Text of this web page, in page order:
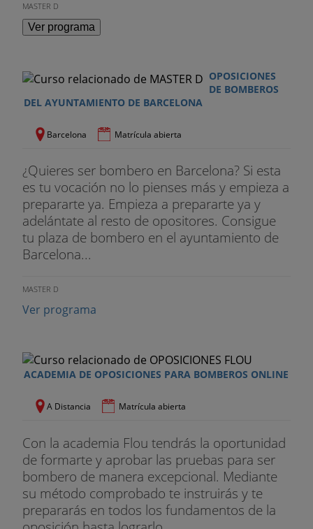
Finalidad: Resistencia muscular.
El ejecutante se colocará en la pista en el lugar
señalado, detrás de la línea de salida, sin
voz de "listos", inclinará el tronco hacia adelante,
inspirando profundamente y reteniendo la
respiración y a la voz de "ya" o disparo o pitido,
saldrá a recorrer la distancia marcada por calle
libre.
Finalidad: Soltura acuática, natación elemental.
piscina o bien dentro de ella, con una mano
agarrada al poyete de salida a la voz de "ya" o de
un pitido de silbato, recorrerá la distancia de 50
metros sin apoyarse en el suelo, ni agarrarse en
parte alguna
Invalidaciones: Cuando el ejecutante apoye los
pies en el fondo de la piscina: cuando se agarre a
la pared o corchera para descender a tomar
aliento.
MASTER D
Ver programa
OPOSICIONES
DE BOMBEROS
DEL AYUNTAMIENTO DE BARCELONA
Barcelona Matrícula abierta
¿Quieres ser bombero en Barcelona? Si esta
es tu vocación no lo pienses más y empieza a
prepararte ya. Empieza a prepararte ya y
adelántate al resto de opositores. Consigue
tu plaza de bombero en el ayuntamiento de
Barcelona...
MASTER D
Ver programa
ACADEMIA DE OPOSICIONES PARA BOMBEROS ONLINE
A Distancia Matrícula abierta
Con la academia Flou tendrás la oportunidad
de formarte y aprobar las pruebas para ser
bombero de manera excepcional. Mediante
su método comprobado te instruirás y te
prepararás en todos los fundamentos de la